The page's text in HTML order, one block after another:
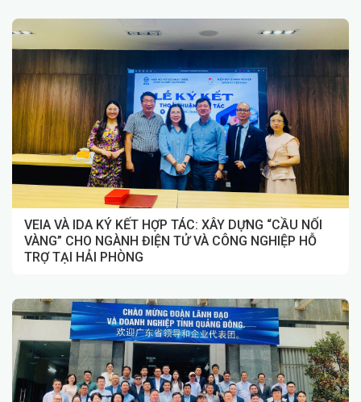
VEIA VÀ IDA KÝ KẾT HỢP TÁC: XÂY DỰNG “CẦU NỐI
VÀNG” CHO NGÀNH ĐIỆN TỬ VÀ CÔNG NGHIỆP HỖ
TRỢ TẠI HẢI PHÒNG